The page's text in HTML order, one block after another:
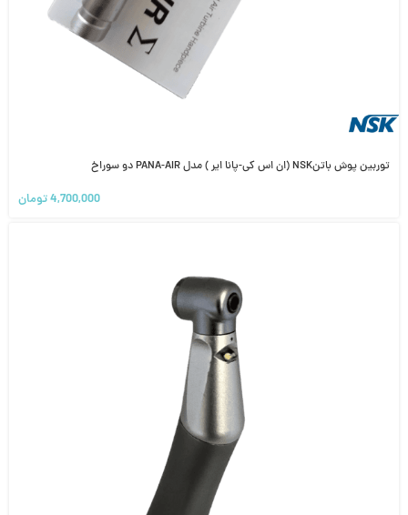
توربین پوش باتنNSK (ان اس کی-پانا ایر ) مدل PANA-AIR دو سوراخ
4,700,000تومان